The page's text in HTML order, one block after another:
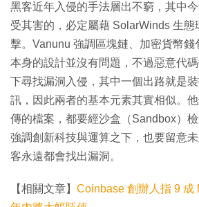
黑客近年入侵的手法層出不窮，其中
受其害的，必定屬藉 SolarWinds 生
擊。Vanunu 強調區塊鏈、加密貨幣錢
本身的設計並沒有問題，不過惡意代
下尋找漏洞入侵，其中一個出路就是
訊，因此兩者的基本元素其實相似。
傳的檔案，都要經沙盒（Sandbox）
強調創新科技與運算之下，也要留意
客永遠都會找出漏洞。
【相關文章】 Coinbase 創辦人指 9 成